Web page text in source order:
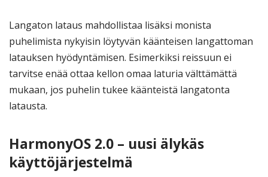
Langaton lataus mahdollistaa lisäksi monista
puhelimista nykyisin löytyvän käänteisen langattoman
latauksen hyödyntämisen. Esimerkiksi reissuun ei
tarvitse enää ottaa kellon omaa laturia välttämättä
mukaan, jos puhelin tukee käänteistä langatonta
latausta.
HarmonyOS 2.0 – uusi älykäs
käyttöjärjestelmä